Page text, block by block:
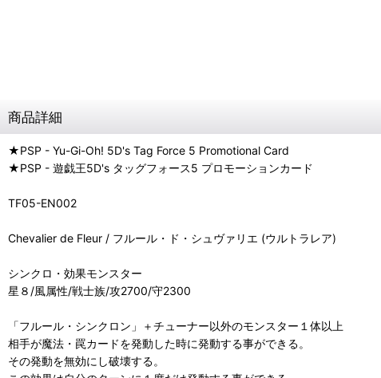
商品詳細
★PSP - Yu-Gi-Oh! 5D's Tag Force 5 Promotional Card
★PSP - 遊戯王5D's タッグフォース5 プロモーションカード
TF05-EN002
Chevalier de Fleur / フルール・ド・シュヴァリエ (ウルトラレア)
シンクロ・効果モンスター
星８/風属性/戦士族/攻2700/守2300
「フルール・シンクロン」＋チューナー以外のモンスター１体以上
相手が魔法・罠カードを発動した時に発動する事ができる。
その発動を無効にし破壊する。